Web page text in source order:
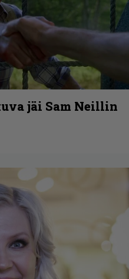
jäi Sam Neillin